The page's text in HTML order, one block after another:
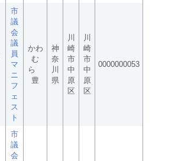
市
議
会
議
員
マ
ニ
フ
ェ
ス
ト
かわ
む
ら
豊
神
奈
川
県
川
崎
市
中
原
区
川
崎
市
中
原
区
0000000053
市
議
会